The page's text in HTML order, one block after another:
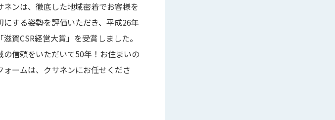
ネンは、徹底した地域密着でお客様を
にする姿勢を評価いただき、平成26年
滋賀CSR経営大賞」を受賞しました。
の信頼をいただいて50年！お住まいの
ォームは、クサネンにお任せくださ